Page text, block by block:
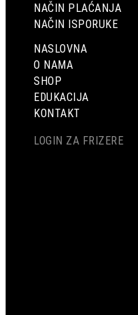
NAČIN PLAĆANJA
NAČIN ISPORUKE
NASLOVNA
O NAMA
SHOP
EDUKACIJA
KONTAKT
LOGIN ZA FRIZERE